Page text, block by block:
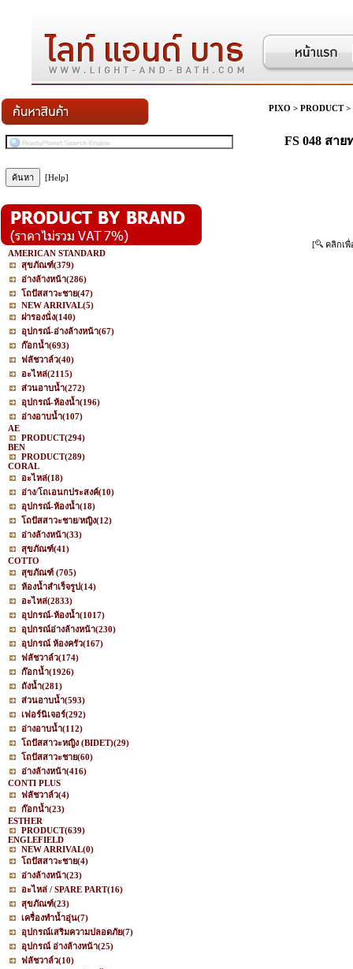
[Help]
AMERICAN STANDARD
สุขภัณฑ์(379)
อ่างล้างหน้า(286)
โถปัสสาวะชาย(47)
NEW ARRIVAL(5)
ฝารองนั่ง(140)
อุปกรณ์-อ่างล้างหน้า(67)
ก๊อกน้ำ(693)
ฟลัชวาล์ว(40)
อะไหล่(2115)
ส่วนอาบน้ำ(272)
อุปกรณ์-ห้องน้ำ(196)
อ่างอาบน้ำ(107)
AE
PRODUCT(294)
BEN
PRODUCT(289)
CORAL
อะไหล่(18)
อ่าง/โถเอนกประสงค์(10)
อุปกรณ์-ห้องน้ำ(18)
โถปัสสาวะชาย/หญิง(12)
อ่างล้างหน้า(33)
สุขภัณฑ์(41)
COTTO
สุขภัณฑ์ (705)
ห้องน้ำสำเร็จรูป(14)
อะไหล่(2833)
อุปกรณ์-ห้องน้ำ(1017)
อุปกรณ์อ่างล้างหน้า(230)
อุปกรณ์ ห้องครัว(167)
ฟลัชวาล์ว(174)
ก๊อกน้ำ(1926)
ถังน้ำ(281)
ส่วนอาบน้ำ(593)
เฟอร์นิเจอร์(292)
อ่างอาบน้ำ(112)
โถปัสสาวะหญิง (BIDET)(29)
โถปัสสาวะชาย(60)
อ่างล้างหน้า(416)
CONTI PLUS
ฟลัชวาล์ว(4)
ก๊อกน้ำ(23)
ESTHER
PRODUCT(639)
ENGLEFIELD
NEW ARRIVAL(0)
โถปัสสาวะชาย(4)
อ่างล้างหน้า(23)
อะไหล่ / SPARE PART(16)
สุขภัณฑ์(23)
เครื่องทำน้ำอุ่น(7)
อุปกรณ์เสริมความปลอดภัย(7)
อุปกรณ์ อ่างล้างหน้า(25)
ฟลัชวาล์ว(10)
PIXO > PRODUCT>
FS 048 สา
[ คลิกเพื่